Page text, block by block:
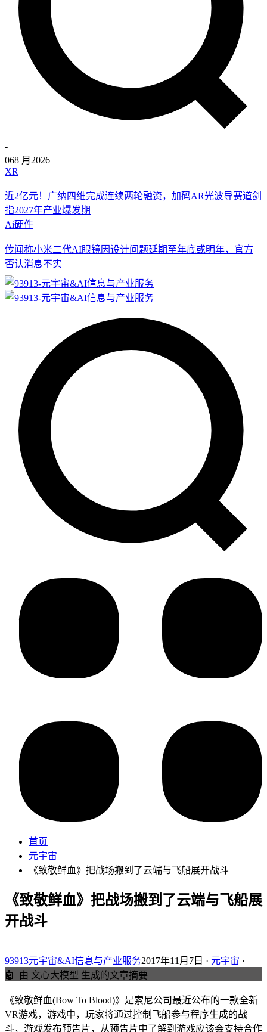
-
068 月 2026
XR
近2亿元！广纳四维完成连续两轮融资，加码AR光波导赛道剑
指2027年产业爆发期
Ai硬件
传闻称小米二代AI眼镜因设计问题延期至年底或明年，官方
否认消息不实
首页
元宇宙
《致敬鲜血》把战场搬到了云端与飞船展开战斗
《致敬鲜血》把战场搬到了云端与飞船展
开战斗
93913元宇宙&AI信息与产业服务2017年11月7日 · 元宇宙 ·
🤖
由 文心大模型 生成的文章摘要
《致敬鲜血(Bow To Blood)》是索尼公司最近公布的一款全新
VR游戏，游戏中，玩家将通过控制飞船参与程序生成的战
斗，游戏发布预告片，从预告片中了解到游戏应该会支持合作